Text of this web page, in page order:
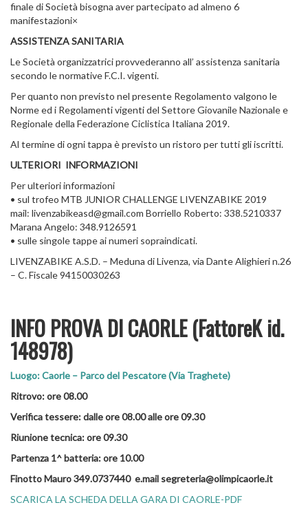
finale di Società bisogna aver partecipato ad almeno 6
manifestazioni×
ASSISTENZA SANITARIA
Le Società organizzatrici provvederanno all’ assistenza sanitaria
secondo le normative F.C.I. vigenti.
Per quanto non previsto nel presente Regolamento valgono le
Norme ed i Regolamenti vigenti del Settore Giovanile Nazionale e
Regionale della Federazione Ciclistica Italiana 2019.
Al termine di ogni tappa è previsto un ristoro per tutti gli iscritti.
ULTERIORI INFORMAZIONI
Per ulteriori informazioni
• sul trofeo MTB JUNIOR CHALLENGE LIVENZABIKE 2019
mail: livenzabikeasd@gmail.com Borriello Roberto: 338.5210337
Marana Angelo: 348.9126591
• sulle singole tappe ai numeri sopraindicati.
LIVENZABIKE A.S.D. – Meduna di Livenza, via Dante Alighieri n.26
– C. Fiscale 94150030263
INFO PROVA DI CAORLE (FattoreK id.
148978)
Luogo: Caorle – Parco del Pescatore (Via Traghete)
Ritrovo: ore 08.00
Verifica tessere: dalle ore 08.00 alle ore 09.30
Riunione tecnica: ore 09.30
Partenza 1^ batteria: ore 10.00
Finotto Mauro 349.0737440 e.mail segreteria@olimpicaorle.it
SCARICA LA SCHEDA DELLA GARA DI CAORLE-PDF